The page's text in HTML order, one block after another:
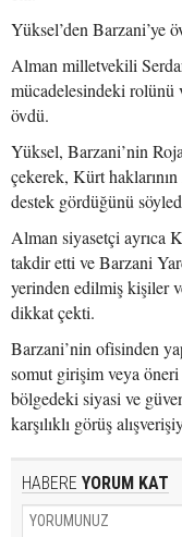
Yüksel’den Barzani’ye
Alman milletvekili
mücadelesindeki
övdü.
Yüksel, Barzani’nin
çekerek, Kürt
destek gördüğünü
Alman siyasetçi ayrıca
takdir etti ve Barzani
yerinden edilmiş kişiler
dikkat çekti.
Barzani’nin ofisinden
somut girişim veya öneri
bölgedeki siyasi ve
karşılıklı görüş
HABERE YORUM KAT